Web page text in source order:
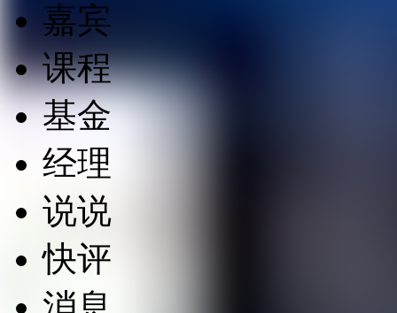
嘉宾
课程
基金
经理
说说
快评